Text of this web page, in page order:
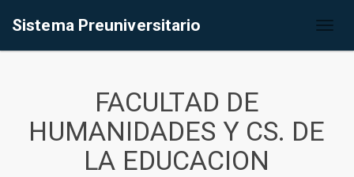
Sistema Preuniversitario
FACULTAD DE
HUMANIDADES Y CS. DE
LA EDUCACION